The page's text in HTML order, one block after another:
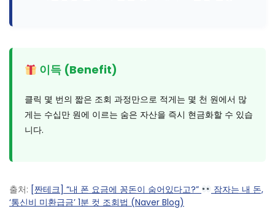
이득 (Benefit)
클릭 몇 번의 짧은 조회 과정만으로 적게는 몇 천 원에서 많
게는 수십만 원에 이르는 숨은 자산을 즉시 현금화할 수 있습
니다.
출처: [짠테크] “내 폰 요금에 꽁돈이 숨어있다고?”
잠자는 내 돈,
‘통신비 미환급금’ 1분 컷 조회법 (Naver Blog)